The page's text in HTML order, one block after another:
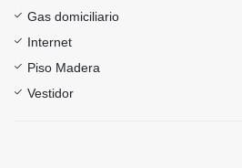
Gas domiciliario
Internet
Piso Madera
Vestidor